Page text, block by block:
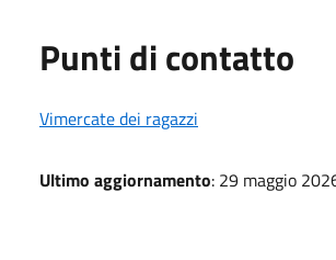
Punti di contatto
Vimercate dei ragazzi
Ultimo aggiornamento: 29 maggio